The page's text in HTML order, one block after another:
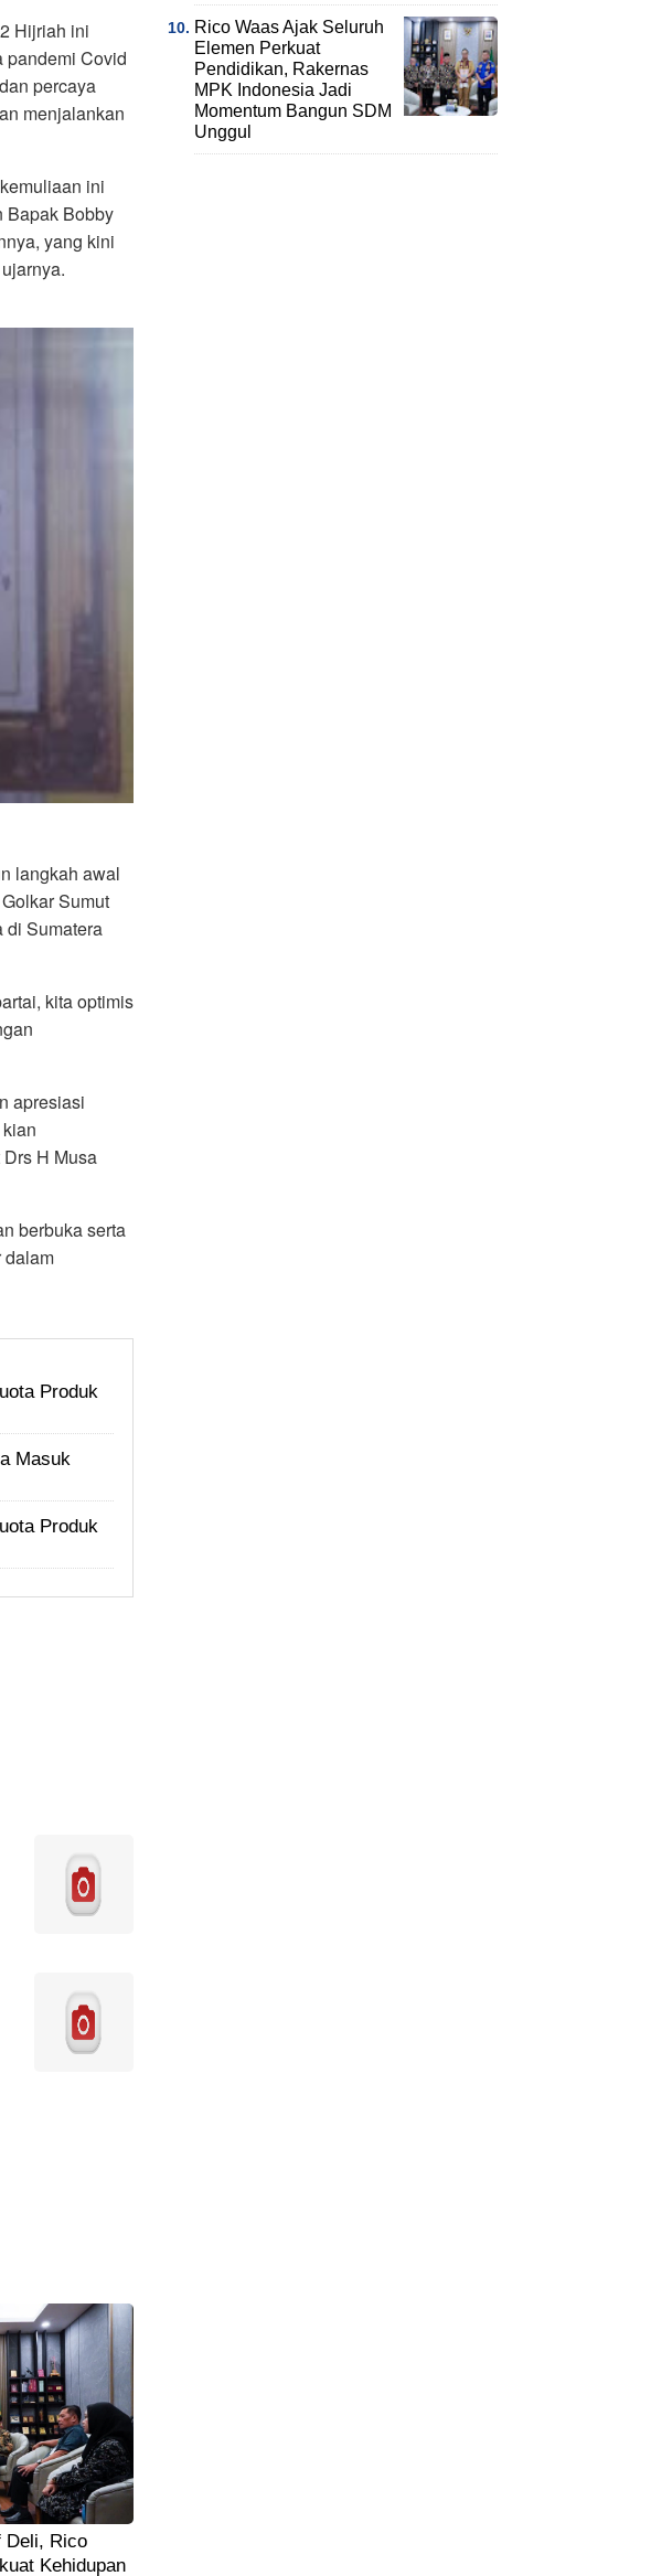
Hijriah ini
pandemi Covid
percaya
menjalankan
ini
Bapak Bobby
yang kini
langkah awal
Sumut
di Sumatera
kita optimis
apresiasi
H Musa
berbuka serta
dalam
Produk
Masuk
Produk
Deli, Rico
Kehidupan
Rico Waas Ajak Seluruh
Elemen Perkuat
Pendidikan, Rakernas
MPK Indonesia Jadi
Momentum Bangun SDM
Unggul